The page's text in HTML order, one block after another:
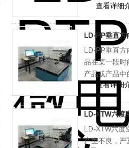
查看详细
LD-PP垂直方
LD-PP垂直
品在某一段时
产品或产品
查看详细
LD-XTW六度
LD-XTW六度
产生不良，严